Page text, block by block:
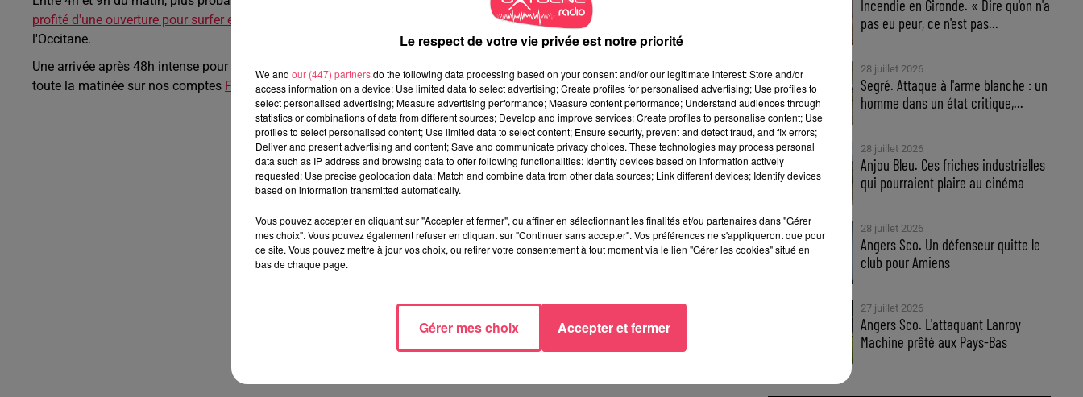
profité d'une ouverture pour surfer en avant d'une grosse dépression hivernale
, laissant derrière lui Armel Tripon et
l'Occitane.
Une arrivée après 48h intense pour le skipper de V and B-Mayenne que nous suivrons demain en direct à 8h sur Oxygène, et
toute la matinée sur nos comptes FacebooketTwitter.
Incendie en Gironde. « Dire qu'on n'a
pas eu peur, ce n'est pas...
28 juillet 2026
Segré. Attaque à l'arme blanche : un
homme dans un état critique,...
28 juillet 2026
Anjou Bleu. Ces friches industrielles
qui pourraient plaire au cinéma
28 juillet 2026
Angers Sco. Un défenseur quitte le
club pour Amiens
27 juillet 2026
Angers Sco. L'attaquant Lanroy
Machine prêté aux Pays-Bas
Le respect de votre vie privée est notre priorité
We and our (447) partnersdo the following data processing based on your consent and/or our legitimate interest: Store and/or
access information on a device; Use limited data to select advertising; Create profiles for personalised advertising; Use profiles to
select personalised advertising; Measure advertising performance; Measure content performance; Understand audiences through
statistics or combinations of data from different sources; Develop and improve services; Create profiles to personalise content; Use
profiles to select personalised content; Use limited data to select content; Ensure security, prevent and detect fraud, and fix errors;
Deliver and present advertising and content; Save and communicate privacy choices. These technologies may process personal
data such as IP address and browsing data to offer following functionalities: Identify devices based on information actively
requested; Use precise geolocation data; Match and combine data from other data sources; Link different devices; Identify devices
based on information transmitted automatically.
Vous pouvez accepter en cliquant sur "Accepter et fermer", ou affiner en sélectionnant les finalités et/ou partenaires dans "Gérer
mes choix". Vous pouvez également refuser en cliquant sur "Continuer sans accepter". Vos préférences ne s'appliqueront que pour
ce site. Vous pouvez mettre à jour vos choix, ou retirer votre consentement à tout moment via le lien "Gérer les cookies" situé en
bas de chaque page.
Gérer mes choix Accepter et fermer